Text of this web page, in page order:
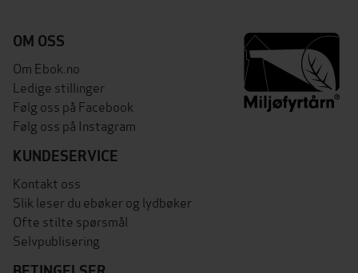
OM OSS
Om Ebok.no
Ledige stillinger
Følg oss på Facebook
Følg oss på Instagram
KUNDESERVICE
Kontakt oss
Slik leser du ebøker og lydbøker
Ofte stilte spørsmål
Selvpublisering